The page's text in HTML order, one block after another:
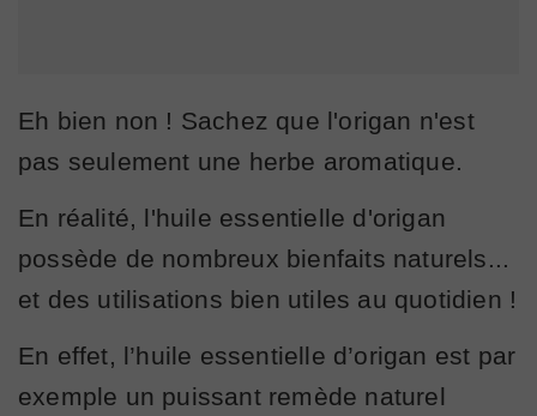
Eh bien non ! Sachez que l'origan n'est
pas seulement une herbe aromatique.
En réalité, l'huile essentielle d'origan
possède de nombreux bienfaits naturels...
et des utilisations bien utiles au quotidien !
En effet, l’huile essentielle d’origan est par
exemple un puissant remède naturel